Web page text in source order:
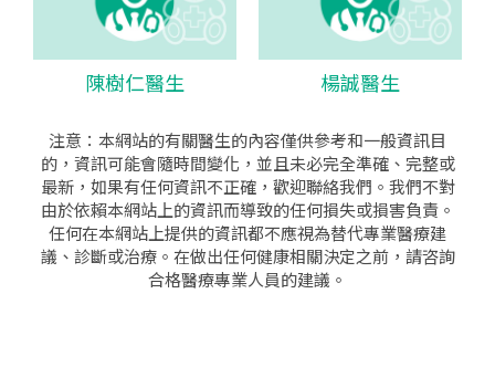
陳樹仁醫生 楊誠醫生
注意：本網站的有關醫生的內容僅供參考和一般資訊目
的，資訊可能會隨時間變化，並且未必完全準確、完整或
最新，如果有任何資訊不正確，歡迎聯絡我們。我們不對
由於依賴本網站上的資訊而導致的任何損失或損害負責。
任何在本網站上提供的資訊都不應視為替代專業醫療建
議、診斷或治療。在做出任何健康相關決定之前，請咨詢
合格醫療專業人員的建議。